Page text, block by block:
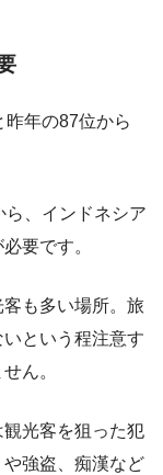
年の87位から
ら、インドネシア
要です。
も多い場所。旅
という程注意す
ん。
光客を狙った犯
強盗、痴漢など